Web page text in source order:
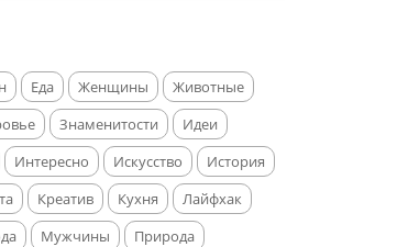
Еда Женщины
Животные
Знаменитости
Идеи
Интересно Искусство
История
Креатив Кухня
Лайфхак
Мужчины
Природа